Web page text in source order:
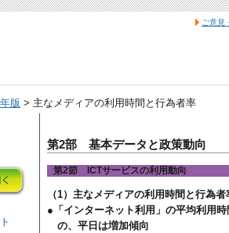
ご意見
版 > 主なメディアの利用時間と行為者率
第2部 基本データと政策動向
第2節 ICTサービスの利用動向
（1）主なメディアの利用時間と行為者
●「インターネット利用」の平均利用
の、平日は増加傾向